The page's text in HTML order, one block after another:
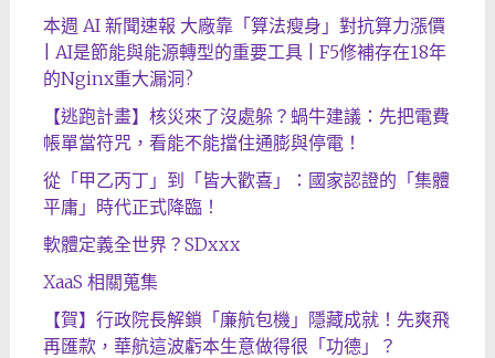
本週 AI 新聞速報 大廠靠「算法瘦身」對抗算力漲價
| AI是節能與能源轉型的重要工具 | F5修補存在18年
的Nginx重大漏洞?
【逃跑計畫】核災來了沒處躲？蝸牛建議：先把電費
帳單當符咒，看能不能擋住通膨與停電！
從「甲乙丙丁」到「皆大歡喜」：國家認證的「集體
平庸」時代正式降臨！
軟體定義全世界？SDxxx
XaaS 相關蒐集
【賀】行政院長解鎖「廉航包機」隱藏成就！先爽飛
再匯款，華航這波虧本生意做得很「功德」？